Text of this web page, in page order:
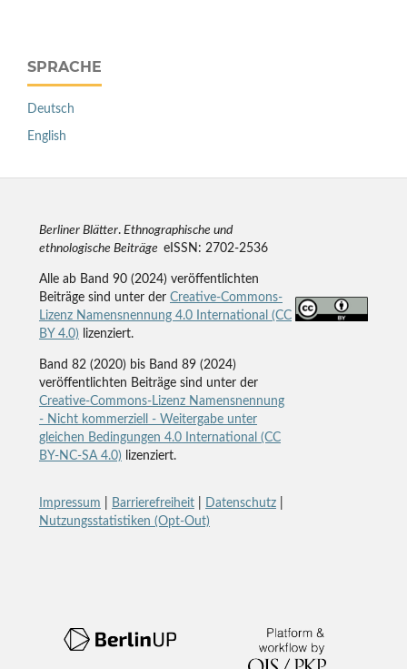
SPRACHE
Deutsch
English
Berliner Blätter.Ethnographische und
ethnologische Beiträge eISSN: 2702-2536
Alle ab Band 90 (2024) veröffentlichten
Beiträge sind unter der Creative-Commons-
Lizenz Namensnennung 4.0 International (CC
BY 4.0) lizenziert.
Band 82 (2020) bis Band 89 (2024)
veröffentlichten Beiträge sind unter der
Creative-Commons-Lizenz Namensnennung
- Nicht kommerziell - Weitergabe unter
gleichen Bedingungen 4.0 International (CC
BY-NC-SA 4.0) lizenziert.
Impressum Barrierefreiheit| Datenschutz|
Nutzungsstatistiken (Opt-Out)